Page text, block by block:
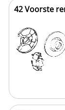
42 Voorste